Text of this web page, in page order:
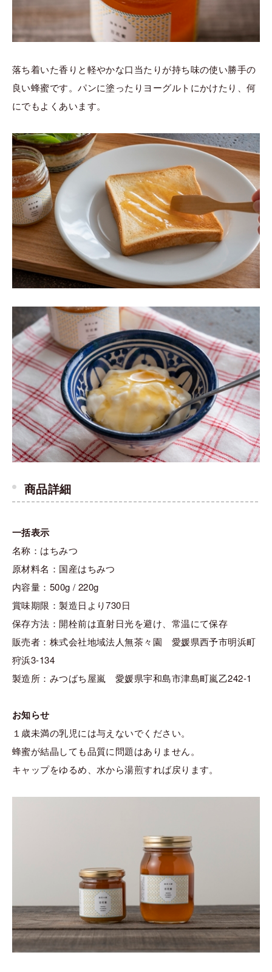
落ち着いた香りと軽やかな口当たりが持ち味の使い勝手の
良い蜂蜜です。パンに塗ったりヨーグルトにかけたり、何
にでもよくあいます。
商品詳細
一括表示
名称：はちみつ
原材料名：国産はちみつ
内容量：500g / 220g
賞味期限：製造日より730日
保存方法：開栓前は直射日光を避け、常温にて保存
販売者：株式会社地域法人無茶々園 愛媛県西予市明浜町
狩浜3-134
製造所：みつばち屋嵐 愛媛県宇和島市津島町嵐乙242-1
お知らせ
１歳未満の乳児には与えないでください。
蜂蜜が結晶しても品質に問題はありません。
キャップをゆるめ、水から湯煎すれば戻ります。